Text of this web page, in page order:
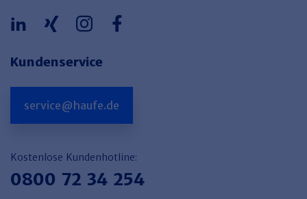
Kundenservice
service@haufe.de
Kostenlose Kundenhotline:
0800 72 34 254